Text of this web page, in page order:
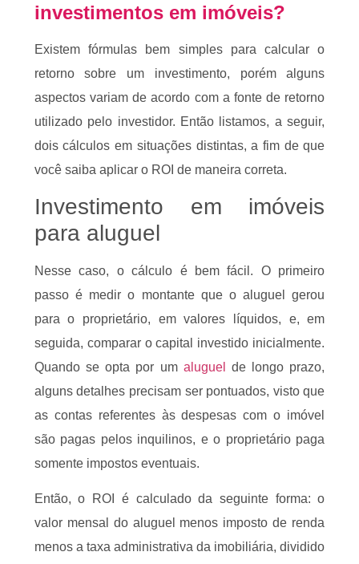
investimentos em imóveis?
Existem fórmulas bem simples para calcular o
retorno sobre um investimento, porém alguns
aspectos variam de acordo com a fonte de retorno
utilizado pelo investidor. Então listamos, a seguir,
dois cálculos em situações distintas, a fim de que
você saiba aplicar o ROI de maneira correta.
Investimento em imóveis
para aluguel
Nesse caso, o cálculo é bem fácil. O primeiro
passo é medir o montante que o aluguel gerou
para o proprietário, em valores líquidos, e, em
seguida, comparar o capital investido inicialmente.
Quando se opta por umaluguel
de longo prazo,
alguns detalhes precisam ser pontuados, visto que
as contas referentes às despesas com o imóvel
são pagas pelos inquilinos, e o proprietário paga
somente impostos eventuais.
Então, o ROI é calculado da seguinte forma: o
valor mensal do aluguel menos imposto de renda
menos a taxa administrativa da imobiliária, dividido